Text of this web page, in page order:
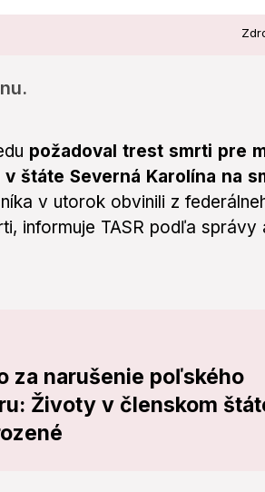
požadoval trest smrti pre
štáte Severná Karolína na
v utorok obvinili z
informuje TASR podľa správy
za narušenie poľského
Životy v členskom